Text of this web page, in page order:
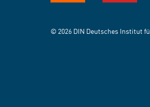
© 2026 DIN Deutsches Institut